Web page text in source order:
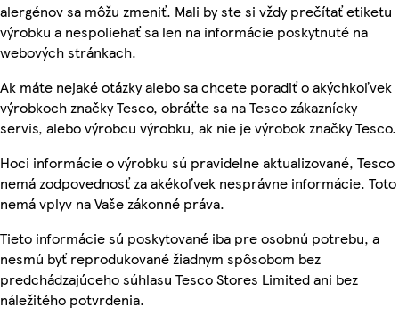
alergénov sa môžu zmeniť. Mali by ste si vždy prečítať etiketu
výrobku a nespoliehať sa len na informácie poskytnuté na
webových stránkach.
Ak máte nejaké otázky alebo sa chcete poradiť o akýchkoľvek
výrobkoch značky Tesco, obráťte sa na Tesco zákaznícky
servis, alebo výrobcu výrobku, ak nie je výrobok značky Tesco.
Hoci informácie o výrobku sú pravidelne aktualizované, Tesco
nemá zodpovednosť za akékoľvek nesprávne informácie. Toto
nemá vplyv na Vaše zákonné práva.
Tieto informácie sú poskytované iba pre osobnú potrebu, a
nesmú byť reprodukované žiadnym spôsobom bez
predchádzajúceho súhlasu Tesco Stores Limited ani bez
náležitého potvrdenia.